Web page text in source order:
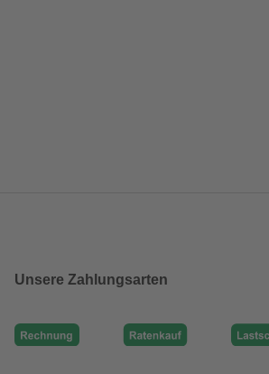
Unsere Zahlungsarten